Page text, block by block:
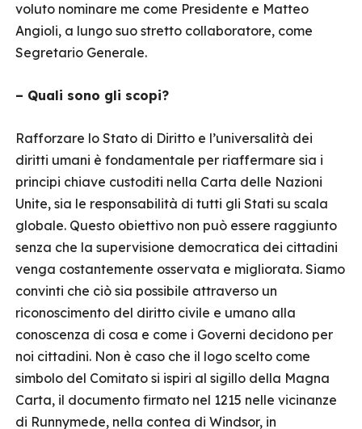
voluto nominare me come Presidente e Matteo
Angioli, a lungo suo stretto collaboratore, come
Segretario Generale.
– Quali sono gli scopi?
Rafforzare lo Stato di Diritto e l’universalità dei
diritti umani è fondamentale per riaffermare sia i
principi chiave custoditi nella Carta delle Nazioni
Unite, sia le responsabilità di tutti gli Stati su scala
globale. Questo obiettivo non può essere raggiunto
senza che la supervisione democratica dei cittadini
venga costantemente osservata e migliorata. Siamo
convinti che ciò sia possibile attraverso un
riconoscimento del diritto civile e umano alla
conoscenza di cosa e come i Governi decidono per
noi cittadini. Non è caso che il logo scelto come
simbolo del Comitato si ispiri al sigillo della Magna
Carta, il documento firmato nel 1215 nelle vicinanze
di Runnymede, nella contea di Windsor, in